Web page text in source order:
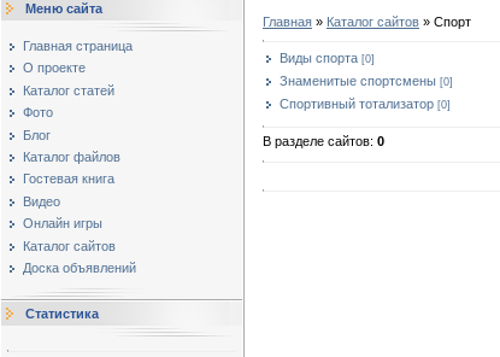
Меню сайта
Главная страница
О проекте
Каталог статей
Фото
Блог
Каталог файлов
Гостевая книга
Видео
Онлайн игры
Каталог сайтов
Доска объявлений
Статистика
Главная » Каталог сайтов » Спорт
Виды спорта [0]
Знаменитые спортсмены [0]
Спортивный тотализатор [0]
В разделе сайтов: 0